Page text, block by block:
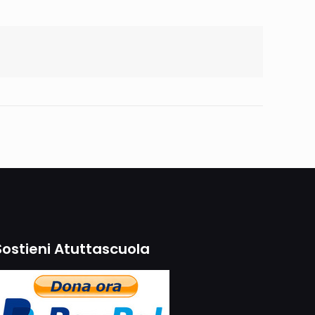
Atuttascuola